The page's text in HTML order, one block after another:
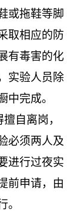
或拖鞋等脚
取相应的防
有毒害的化
实验人员除
中完成。
自离岗，
必须两人及
进行过夜实
前申请，由
。